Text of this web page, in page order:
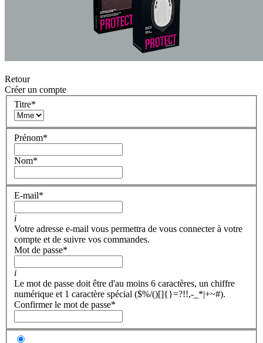
Retour
Créer un compte
Titre*
Prénom*
Nom*
E-mail*
i
Votre adresse e-mail vous permettra de vous connecter à votre
compte et de suivre vos commandes.
Mot de passe*
i
Le mot de passe doit être d'au moins 6 caractères, un chiffre
numérique et 1 caractère spécial ($%/()[]{}=?!!,-_*|+~#).
Confirmer le mot de passe*